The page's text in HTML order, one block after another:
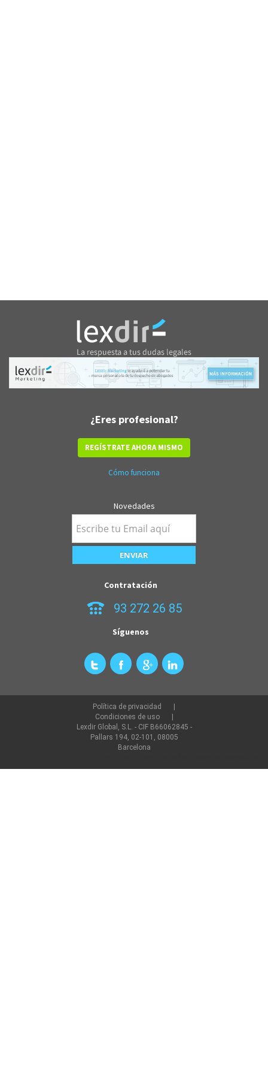
¿Eres profesional?
REGÍSTRATE AHORA MISMO
Cómo funciona
Novedades
Contratación
93 272 26 85
Síguenos
Política de privacidad
Condiciones de uso
Lexdir Global, S.L. - CIF B66062845 -
Pallars 194, 02-101, 08005
Barcelona